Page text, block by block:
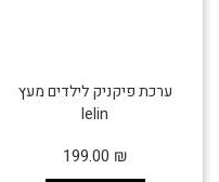
ערכת פיקניק לילדים מעץ
lelin
199.00 ₪